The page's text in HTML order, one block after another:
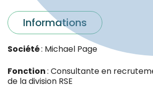
Informations
Société: Michael Page
Fonction: Consultante en
de la division RSE